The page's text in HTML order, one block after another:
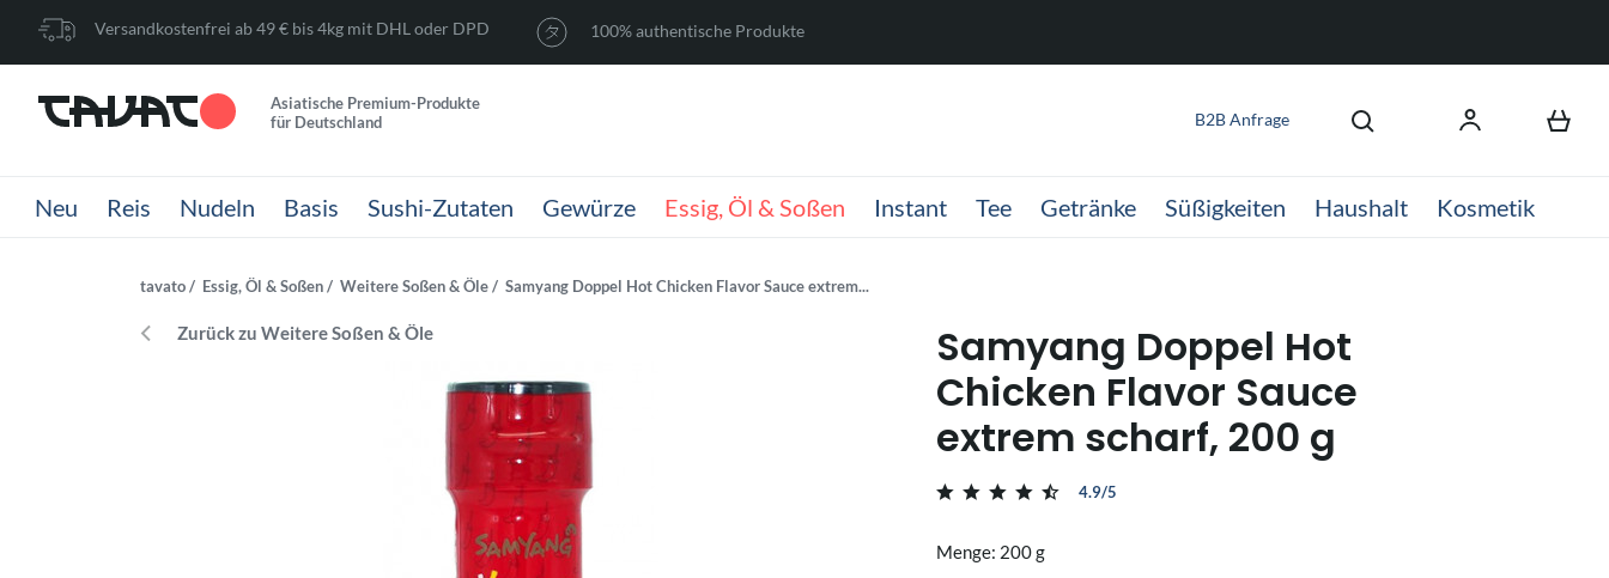
Versandkostenfrei ab 49 € bis 4kg mit DHL oder DPD 100% authentische Produkte
Asiatische Premium-Produkte
für Deutschland
B2B Anfrage
Neu Reis Nudeln Basis Sushi-Zutaten Gewürze Essig, Öl & Soßen Instant Tee Getränke Süßigkeiten Haushalt Kosmetik
tavato Essig, Öl & Soßen Weitere Soßen & Öle Samyang Doppel Hot Chicken Flavor Sauce extrem...
Zurück zu Weitere Soßen & Öle
Samyang Doppel Hot
Chicken Flavor Sauce
extrem scharf, 200 g
4.9/5
Menge: 200 g